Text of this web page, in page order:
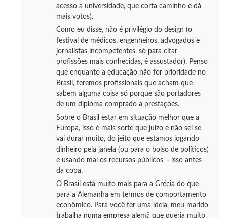
acesso à universidade, que corta caminho e dá
mais votos).
Como eu disse, não é privilégio do design (o
festival de médicos, engenheiros, advogados e
jornalistas incompetentes, só para citar
profissões mais conhecidas, é assustador). Penso
que enquanto a educação não for prioridade no
Brasil, teremos profissionais que acham que
sabem alguma coisa só porque são portadores
de um diploma comprado a prestações.
Sobre o Brasil estar em situação melhor que a
Europa, isso é mais sorte que juízo e não sei se
vai durar muito, do jeito que estamos jogando
dinheiro pela janela (ou para o bolso de políticos)
e usando mal os recursos públicos – isso antes
da copa.
O Brasil está muito mais para a Grécia do que
para a Alemanha em termos de comportamento
econômico. Para você ter uma ideia, meu marido
trabalha numa empresa alemã que queria muito